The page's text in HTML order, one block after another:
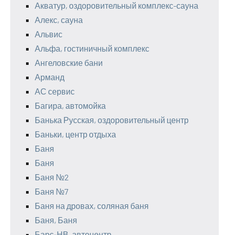
Акватур, оздоровительный комплекс-сауна
Алекс, сауна
Альвис
Альфа, гостиничный комплекс
Ангеловские бани
Арманд
АС сервис
Багира, автомойка
Банька Русская, оздоровительный центр
Баньки, центр отдыха
Баня
Баня
Баня №2
Баня №7
Баня на дровах, соляная баня
Баня, Баня